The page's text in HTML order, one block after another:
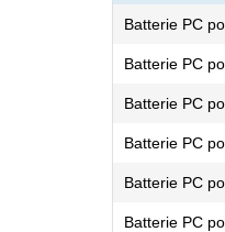
Batterie PC
Batterie PC
Batterie PC
Batterie PC
Batterie PC
Batterie PC